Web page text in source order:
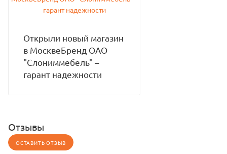
Открыли новый магазин
в МосквеБренд ОАО
"Слониммебель" –
гарант надежности
Отзывы
ОСТАВИТЬ ОТЗЫВ